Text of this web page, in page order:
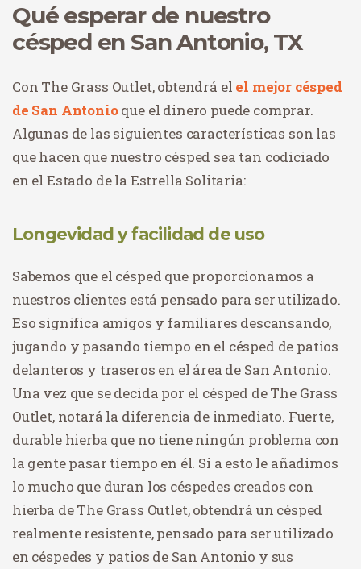
Qué esperar de nuestro
césped en San Antonio, TX
Con The Grass Outlet, obtendrá el el mejor césped
de San Antonioque el dinero puede comprar.
Algunas de las siguientes características son las
que hacen que nuestro césped sea tan codiciado
en el Estado de la Estrella Solitaria:
Longevidad y facilidad de uso
Sabemos que el césped que proporcionamos a
nuestros clientes está pensado para ser utilizado.
Eso significa amigos y familiares descansando,
jugando y pasando tiempo en el césped de patios
delanteros y traseros en el área de San Antonio.
Una vez que se decida por el césped de The Grass
Outlet, notará la diferencia de inmediato. Fuerte,
durable hierba que no tiene ningún problema con
la gente pasar tiempo en él. Si a esto le añadimos
lo mucho que duran los céspedes creados con
hierba de The Grass Outlet, obtendrá un césped
realmente resistente, pensado para ser utilizado
en céspedes y patios de San Antonio y sus